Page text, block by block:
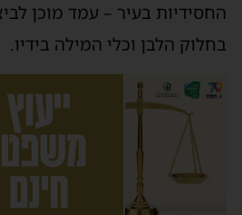
בעיר – עמד מוכן
הלבן וכלי המילה בידיו.